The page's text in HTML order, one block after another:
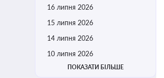
16 липня 2026
15 липня 2026
14 липня 2026
10 липня 2026
ПОКАЗАТИ БІЛЬШЕ